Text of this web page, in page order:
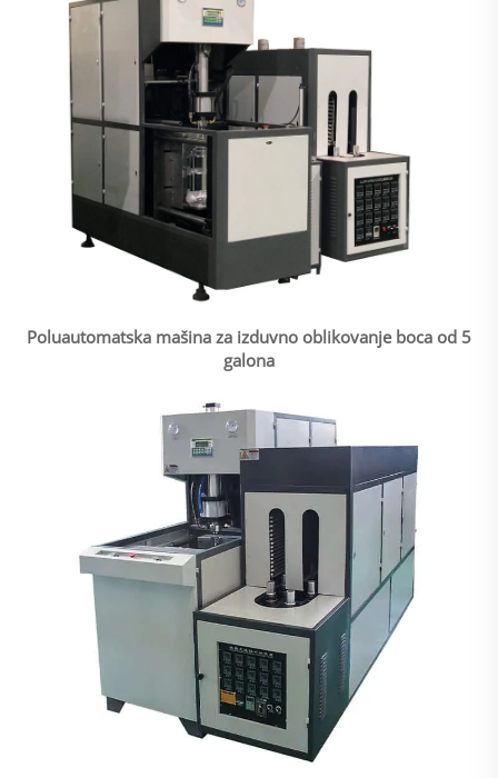
Poluautomatska mašina za izduvno oblikovanje boca od 5
galona